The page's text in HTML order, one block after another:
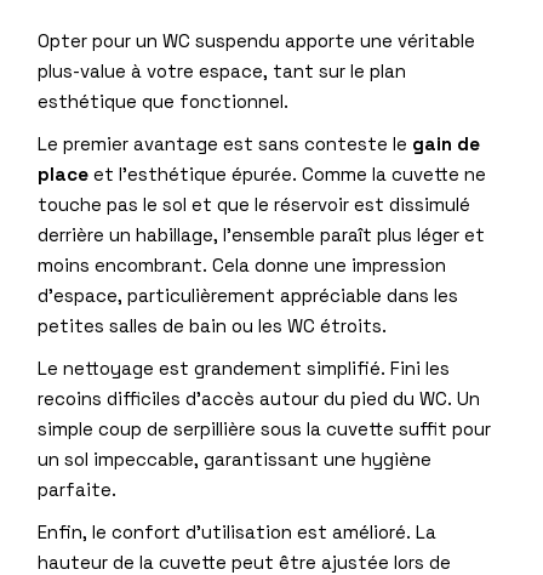
Opter pour un WC suspendu apporte une véritable
plus-value à votre espace, tant sur le plan
esthétique que fonctionnel.
Le premier avantage est sans conteste le gain de
place et l’esthétique épurée. Comme la cuvette ne
touche pas le sol et que le réservoir est dissimulé
derrière un habillage, l’ensemble paraît plus léger et
moins encombrant. Cela donne une impression
d’espace, particulièrement appréciable dans les
petites salles de bain ou les WC étroits.
Le nettoyage est grandement simplifié. Fini les
recoins difficiles d’accès autour du pied du WC. Un
simple coup de serpillière sous la cuvette suffit pour
un sol impeccable, garantissant une hygiène
parfaite.
Enfin, le confort d’utilisation est amélioré. La
hauteur de la cuvette peut être ajustée lors de